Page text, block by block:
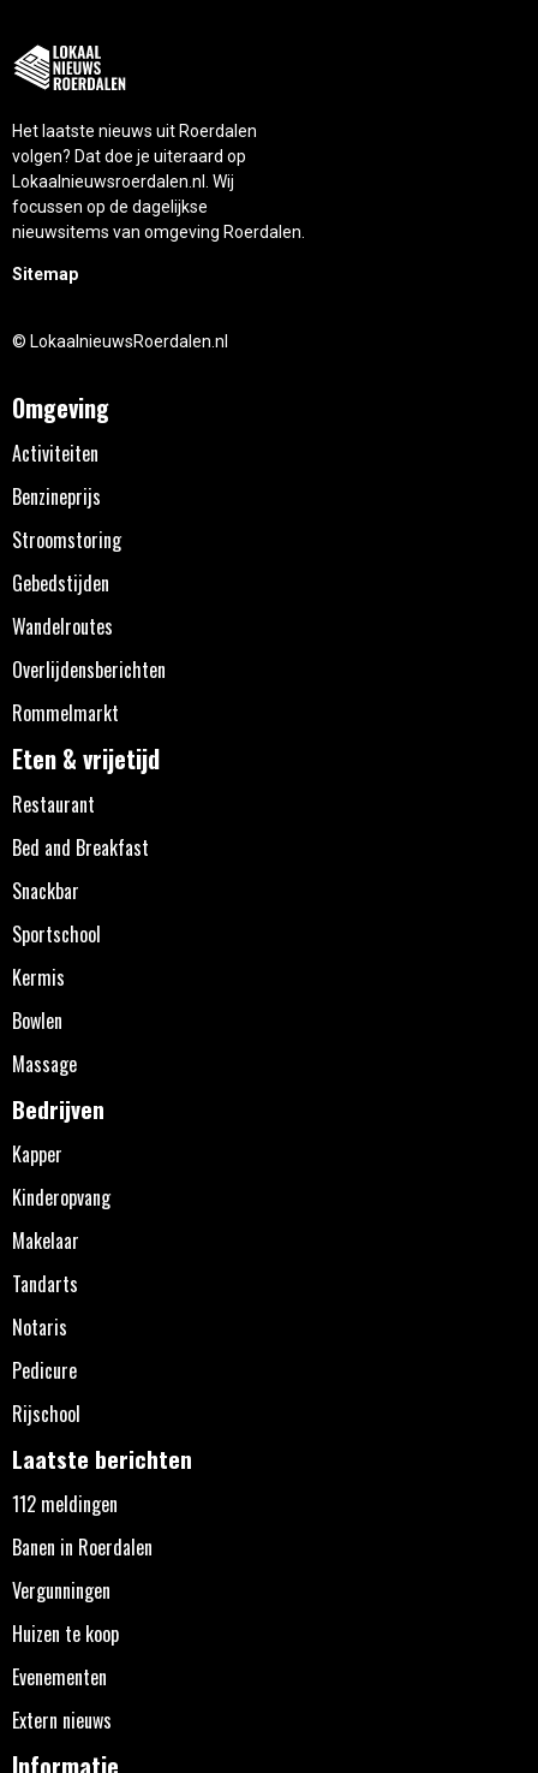
Het laatste nieuws uit Roerdalen
volgen? Dat doe je uiteraard op
Lokaalnieuwsroerdalen.nl. Wij
focussen op de dagelijkse
nieuwsitems van omgeving Roerdalen.
Sitemap
© LokaalnieuwsRoerdalen.nl
Omgeving
Activiteiten
Benzineprijs
Stroomstoring
Gebedstijden
Wandelroutes
Overlijdensberichten
Rommelmarkt
Eten & vrijetijd
Restaurant
Bed and Breakfast
Snackbar
Sportschool
Kermis
Bowlen
Massage
Bedrijven
Kapper
Kinderopvang
Makelaar
Tandarts
Notaris
Pedicure
Rijschool
Laatste berichten
112 meldingen
Banen in Roerdalen
Vergunningen
Huizen te koop
Evenementen
Extern nieuws
Informatie